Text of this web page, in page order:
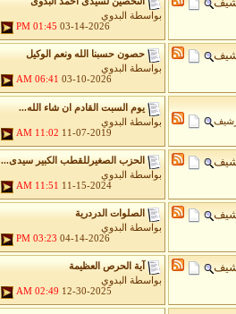
بواسطة
البدوي
03-14-2026
01:45 PM
حصون حسبنا الله ونعم الوكيل
بواسطة
البدوي
03-10-2026
06:41 AM
يوم السبت القادم ان شاء الله...
بواسطة
البدوي
11-07-2019
11:02 AM
الحزب الصغيرللقطب الكبير سيدى...
بواسطة
البدوي
11-15-2024
11:51 AM
الصلوات الدردرية
بواسطة
البدوي
04-14-2026
03:23 PM
آية الحرص العظيمة
بواسطة
البدوي
12-30-2025
02:49 AM